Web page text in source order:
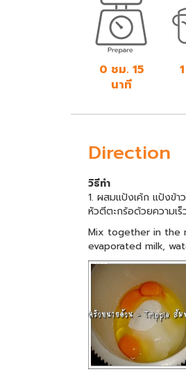
0 ชม. 15
นาที
Direction
วิธีทำ
1. ผสมแป้งเค้ก แป้งข้
หัวตีตะกร้อด้วยความเร็
Mix together in the
evaporated milk,